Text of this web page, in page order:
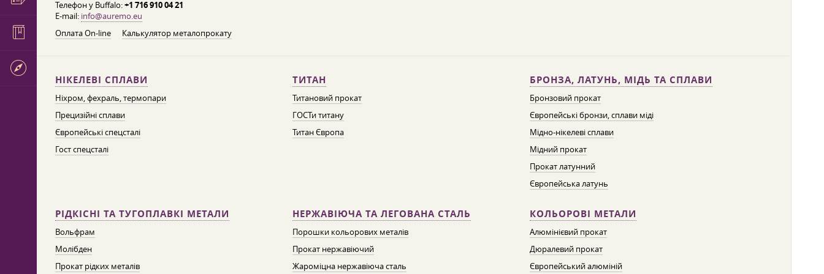
Телефон у Buffalo:+1 716 910 04 21
E-mail: info@auremo.eu
Оплата On-line
Калькулятор металопрокату
НІКЕЛЕВІ СПЛАВИ
Ніхром, фехраль, термопари
Прецизійні сплави
Європейські спецсталі
Гост спецсталі
ТИТАН
Титановий прокат
ГОСТи титану
Титан Європа
БРОНЗА, ЛАТУНЬ, МІДЬ ТА СПЛАВИ
Бронзовий прокат
Європейські бронзи, сплави міді
Мідно-нікелеві сплави
Мідний прокат
Прокат латунний
Європейська латунь
РІДКІСНІ ТА ТУГОПЛАВКІ МЕТАЛИ
Вольфрам
Молібден
Прокат рідких металів
НЕРЖАВІЮЧА ТА ЛЕГОВАНА СТАЛЬ
Порошки кольорових металів
Прокат нержавіючий
Жароміцна нержавіюча сталь
КОЛЬОРОВІ МЕТАЛИ
Алюмінієвий прокат
Дюралевий прокат
Європейський алюміній